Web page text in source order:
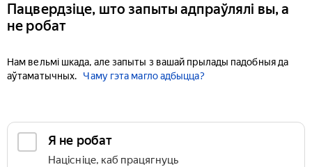
Пацвердзіце, што запыты адпраўлялі вы, а
не робат
Нам вельмі шкада, але запыты з вашай прылады падобныя да
аўтаматычных.
Чаму гэта магло адбыцца?
Я не робат
Націсніце, каб працягнуць